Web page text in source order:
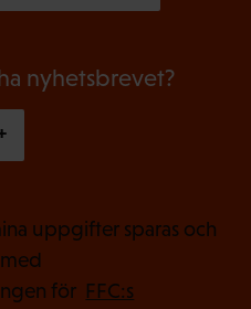
nyhetsbrevet?
uppgifter sparas och
för FFC:s